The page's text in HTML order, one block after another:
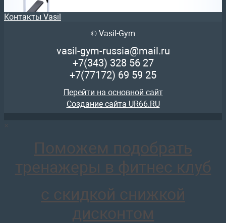
AR014 Скамья для штанги со стойками наклонная 30
отложить
AR001 Скамья горизонтальная swat
Контакты Vasil
© Vasil-Gym
vasil-gym-russia@mail.ru
+7(343) 328 56 27
+7(77172) 69 59 25
Перейти на основной сайт
Создание сайта UR66.RU
×
Поможем подобрать
тренажеры в фитнес клуб
с скидкой снижкой
дисконтом